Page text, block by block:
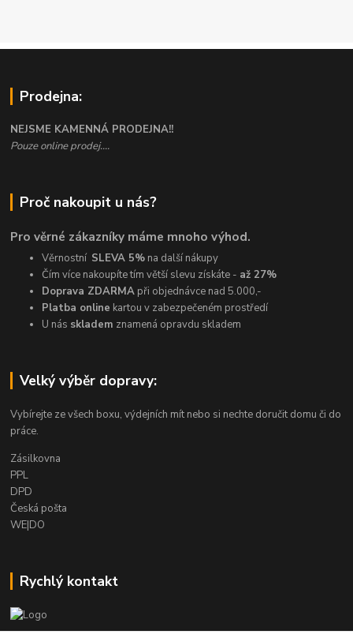
Prodejna:
NEJSME KAMENNÁ PRODEJNA!!
Pouze online prodej....
Proč nakoupit u nás?
Pro věrné zákazníky máme mnoho výhod.
Věrnostní SLEVA 5% na další nákupy
Čím více nakoupíte tím větší slevu získáte - až 27%
Doprava ZDARMA při objednávce nad 5.000,-
Platba online kartou v zabezpečeném prostředí
U nás skladem znamená opravdu skladem
Velký výběr dopravy:
Vybírejte ze všech boxu, výdejních mít nebo si nechte doručit domu či do
práce.
Zásilkovna
PPL
DPD
Česká pošta
WE|DO
Rychlý kontakt